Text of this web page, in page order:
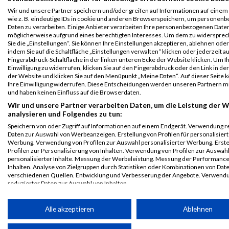
Sonntag 2023
Kleine Zeitung
Graz Marathon
Legende:
GPos = Geschlechter Position, KPos = Kategorie Position, TPos =
Team Position, DNS = Did not start, DNF = Did not finish, DQ =
Disqualifiziert
Wir und unsere Partner speichern und/oder greifen auf Informationen auf einem
wie z. B. eindeutige IDs in cookie und anderen Browserspeichern, um
Daten zu verarbeiten. Einige Anbieter verarbeiten Ihre personenbezogenen
möglicherweise aufgrund eines berechtigten Interesses. Um dem zu
Sie die „Einstellungen“. Sie können Ihre Einstellungen akzeptieren, ablehnen
indem Sie auf die Schaltfläche „Einstellungen verwalten“ klicken oder jederzeit
Fingerabdruck-Schaltfläche in der linken unteren Ecke der Website klicken. Um
Einwilligung zu widerrufen, klicken Sie auf den Fingerabdruck oder den Link in
der Website und klicken Sie auf den Menüpunkt „Meine Daten“. Auf dieser Seite
Ihre Einwilligung widerrufen. Diese Entscheidungen werden unseren Partnern
und haben keinen Einfluss auf die Browserdaten.
Wir und unsere Partner verarbeiten Daten, um die Leistung der
analysieren und Folgendes zu tun:
Speichern von oder Zugriff auf Informationen auf einem Endgerät. Verwendung
Daten zur Auswahl von Werbeanzeigen. Erstellung von Profilen für
Werbung. Verwendung von Profilen zur Auswahl personalisierter Werbung.
Profilen zur Personalisierung von Inhalten. Verwendung von Profilen zur Auswahl
personalisierter Inhalte. Messung der Werbeleistung. Messung der
Inhalten. Analyse von Zielgruppen durch Statistiken oder Kombinationen von
verschiedenen Quellen. Entwicklung und Verbesserung der Angebote.
reduzierter Daten zur Auswahl von Inhalten.
werden.
Ihre Einwilligung und die cookie Richtlinie gelten ausschließlich für diese
Alle akzeptieren Ablehnen